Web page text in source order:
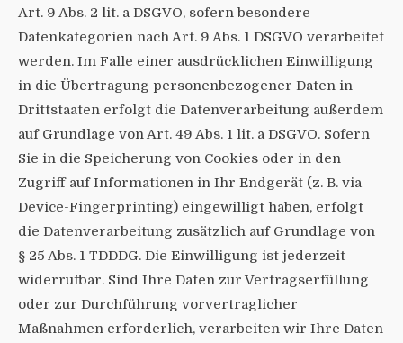
Art. 9 Abs. 2 lit. a DSGVO, sofern besondere
Datenkategorien nach Art. 9 Abs. 1 DSGVO verarbeitet
werden. Im Falle einer ausdrücklichen Einwilligung
in die Übertragung personenbezogener Daten in
Drittstaaten erfolgt die Datenverarbeitung außerdem
auf Grundlage von Art. 49 Abs. 1 lit. a DSGVO. Sofern
Sie in die Speicherung von Cookies oder in den
Zugriff auf Informationen in Ihr Endgerät (z. B. via
Device-Fingerprinting) eingewilligt haben, erfolgt
die Datenverarbeitung zusätzlich auf Grundlage von
§ 25 Abs. 1 TDDDG. Die Einwilligung ist jederzeit
widerrufbar. Sind Ihre Daten zur Vertragserfüllung
oder zur Durchführung vorvertraglicher
Maßnahmen erforderlich, verarbeiten wir Ihre Daten